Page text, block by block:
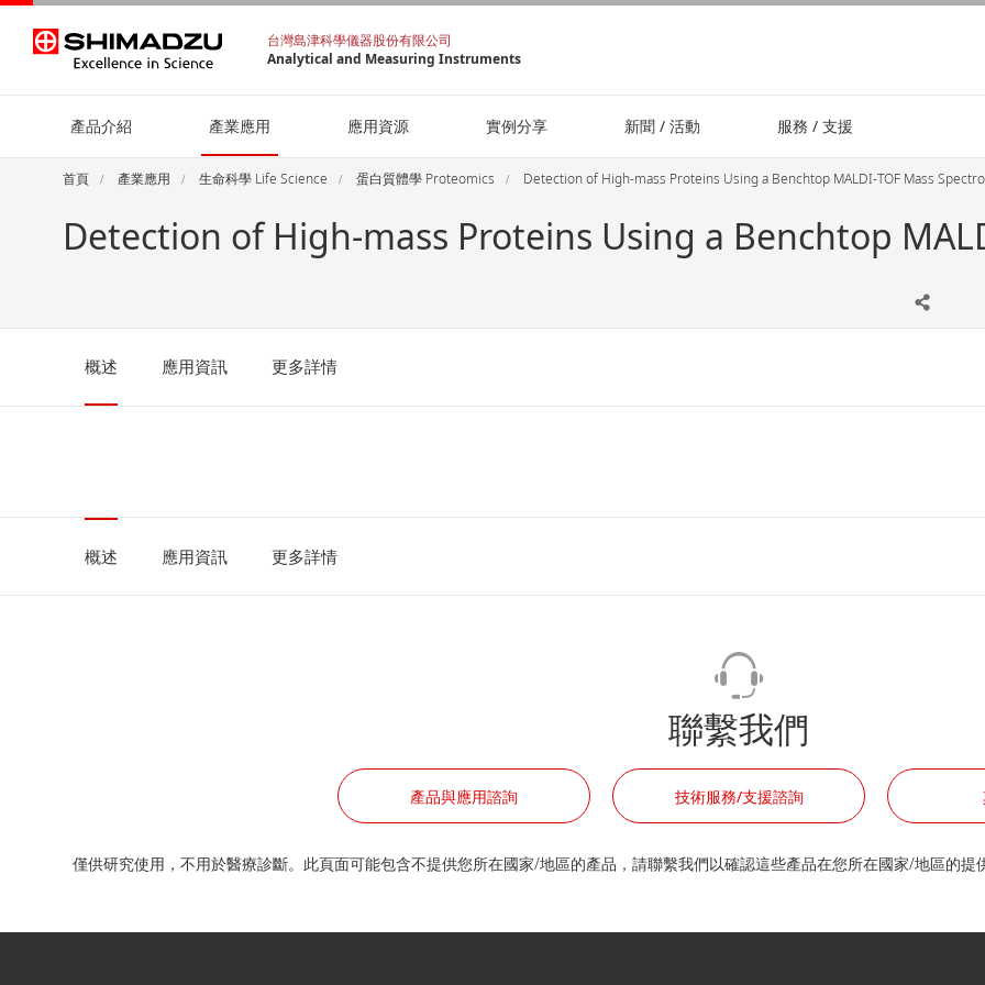
台灣島津科學儀器股份有限公司
Analytical and Measuring Instruments
產品介紹 產業應用 應用資源 實例分享 新聞 / 活動 服務 / 支援
首頁 產業應用 生命科學 Life Science 蛋白質體學 Proteomics Detection of High-mass Proteins Using a Benchtop MALDI-TOF Mass
Detection of High-mass Proteins Using a Benchtop
概述 應用資訊 更多詳情
概述 應用資訊 更多詳情
聯繫我們
產品與應用諮詢 技術服務/支援諮詢
僅供研究使用，不用於醫療診斷。此頁面可能包含不提供您所在國家/地區的產品，請聯繫我們以確認這些產品在您所在國家/地區的提